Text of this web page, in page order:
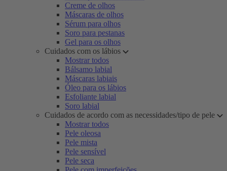
Creme de olhos
Máscaras de olhos
Sérum para olhos
Soro para pestanas
Gel para os olhos
Cuidados com os lábios
Mostrar todos
Bálsamo labial
Máscaras labiais
Óleo para os lábios
Esfoliante labial
Soro labial
Cuidados de acordo com as necessidades/tipo de pele
Mostrar todos
Pele oleosa
Pele mista
Pele sensível
Pele seca